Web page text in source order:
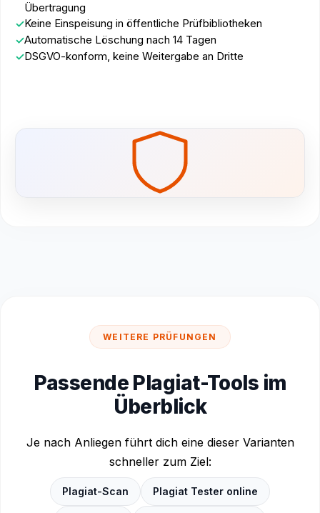
Übertragung
Keine Einspeisung in öffentliche Prüfbibliotheken
Automatische Löschung nach 14 Tagen
DSGVO-konform, keine Weitergabe an Dritte
WEITERE PRÜFUNGEN
Passende Plagiat-Tools im
Überblick
Je nach Anliegen führt dich eine dieser Varianten
schneller zum Ziel:
Plagiat-Scan Plagiat Tester online